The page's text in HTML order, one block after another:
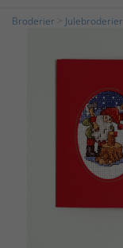
Broderier Julebroderier